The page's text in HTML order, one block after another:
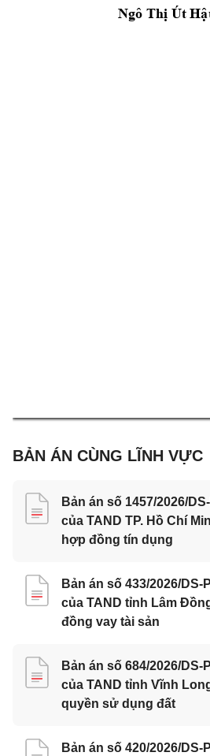
Ngô Thị Út
BẢN ÁN CÙNG LĨNH VỰC
Bản án số 1457/2026/
của TAND TP. Hồ Chí
hợp đồng tín dụng
Bản án số 433/2026/DS-
của TAND tỉnh Lâm
đồng vay tài sản
Bản án số 684/2026/DS-
của TAND tỉnh Vĩnh
quyền sử dụng đất
Bản án số 420/2026/DS-